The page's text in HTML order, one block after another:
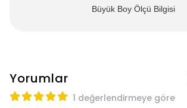
Büyük Boy Ölçü Bilgisi
Yorumlar
1 değerlendirmeye göre